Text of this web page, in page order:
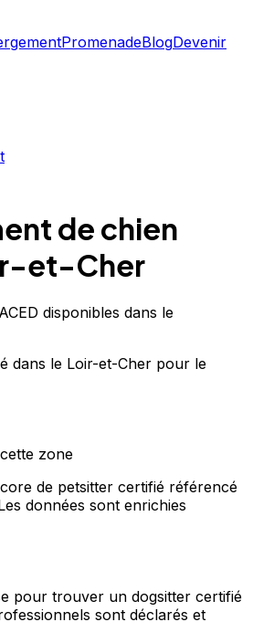
PromenadeBlogDevenir
de chien
et-Cher
disponibles dans le
dans le Loir-et-Cher pour le
zone
de petsitter certifié référencé
données sont enrichies
pour trouver un dogsitter certifié
sont déclarés et